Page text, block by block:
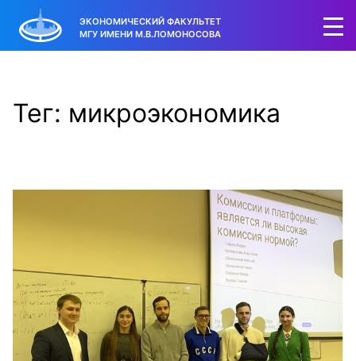
ЭКОНОМИЧЕСКИЙ ФАКУЛЬТЕТ
МГУ ИМЕНИ М.В.ЛОМОНОСОВА
Тег: микроэкономика